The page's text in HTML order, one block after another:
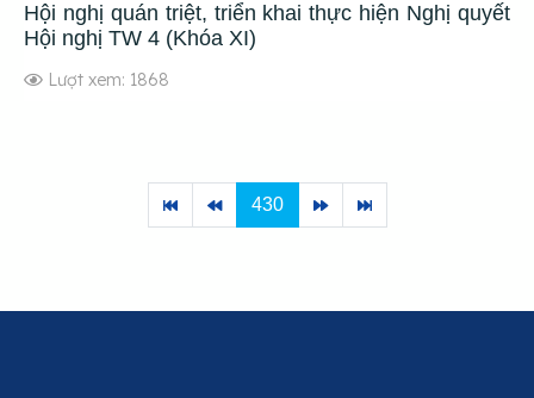
Hội nghị quán triệt, triển khai thực hiện Nghị quyết
Hội nghị TW 4 (Khóa XI)
Lượt xem: 1868
430